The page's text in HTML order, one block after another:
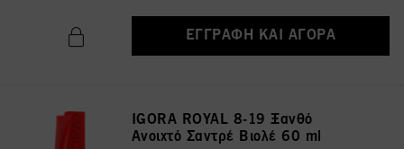
ΕΓΓΡΑΦΉ ΚΑΙ ΑΓΟΡΆ
IGORA ROYAL 8-19 Ξανθό
Ανοιχτό Σαντρέ Βιολέ 60 ml